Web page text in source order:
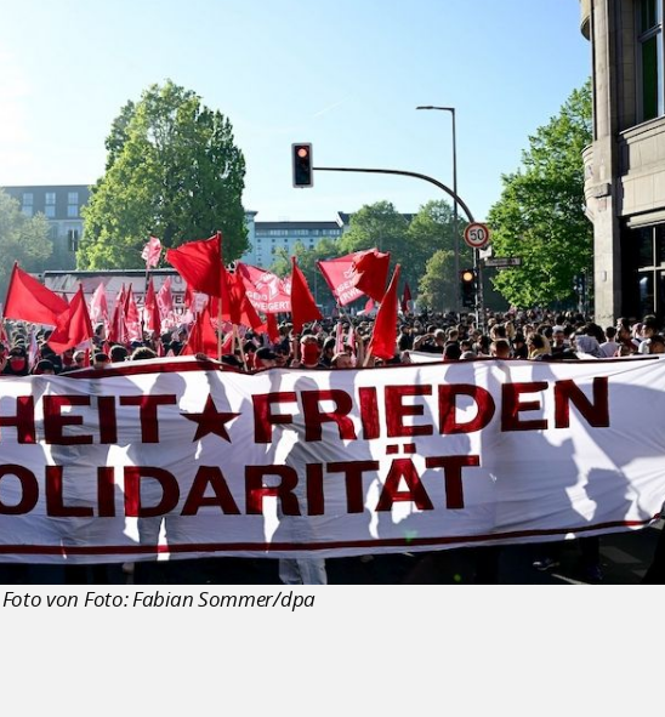
von Foto: Fabian Sommer/dpa